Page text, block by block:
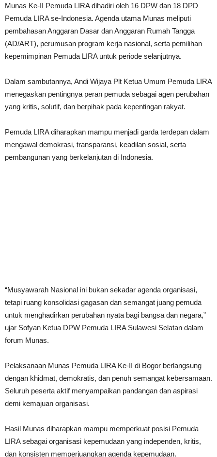
Munas Ke-II Pemuda LIRA dihadiri oleh 16 DPW dan 18 DPD
Pemuda LIRA se-Indonesia. Agenda utama Munas meliputi
pembahasan Anggaran Dasar dan Anggaran Rumah Tangga
(AD/ART), perumusan program kerja nasional, serta pemilihan
kepemimpinan Pemuda LIRA untuk periode selanjutnya.
Dalam sambutannya, Andi Wijaya Plt Ketua Umum Pemuda LIRA
menegaskan pentingnya peran pemuda sebagai agen perubahan
yang kritis, solutif, dan berpihak pada kepentingan rakyat.
Pemuda LIRA diharapkan mampu menjadi garda terdepan dalam
mengawal demokrasi, transparansi, keadilan sosial, serta
pembangunan yang berkelanjutan di Indonesia.
“Musyawarah Nasional ini bukan sekadar agenda organisasi,
tetapi ruang konsolidasi gagasan dan semangat juang pemuda
untuk menghadirkan perubahan nyata bagi bangsa dan negara,”
ujar Sofyan Ketua DPW Pemuda LIRA Sulawesi Selatan dalam
forum Munas.
Pelaksanaan Munas Pemuda LIRA Ke-II di Bogor berlangsung
dengan khidmat, demokratis, dan penuh semangat kebersamaan.
Seluruh peserta aktif menyampaikan pandangan dan aspirasi
demi kemajuan organisasi.
Hasil Munas diharapkan mampu memperkuat posisi Pemuda
LIRA sebagai organisasi kepemudaan yang independen, kritis,
dan konsisten memperjuangkan agenda kepemudaan.